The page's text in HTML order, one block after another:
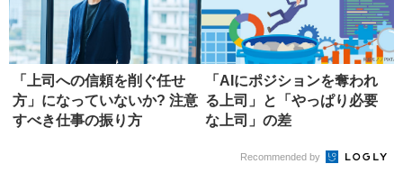
「上司への信頼を削ぐ任せ
方」になっていないか? 注意
すべき仕事の振り方
「AIにポジションを奪われ
る上司」と「やっぱり必要
な上司」の差
Recommended by